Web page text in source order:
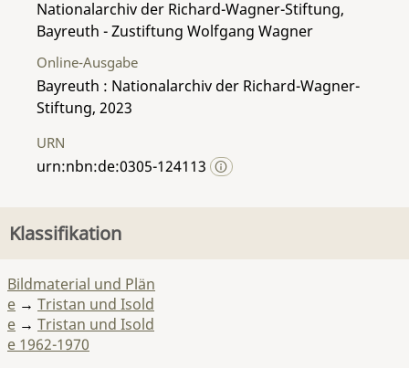
Nationalarchiv der Richard-Wagner-Stiftung,
Bayreuth - Zustiftung Wolfgang Wagner
Online-Ausgabe
Bayreuth : Nationalarchiv der Richard-Wagner-
Stiftung, 2023
URN
urn:nbn:de:0305-124113
Klassifikation
Bildmaterial und Plän
e → Tristan und Isold
e → Tristan und Isold
e 1962-1970